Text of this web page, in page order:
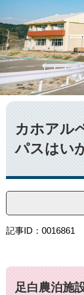
本
文
カホアル
パスはい
記事ID：0016861
足白農泊施